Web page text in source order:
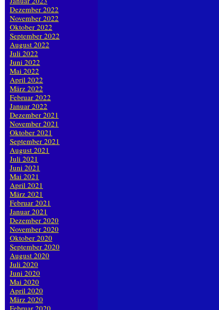
Dezember 2022
November 2022
Oktober 2022
September 2022
August 2022
Juli 2022
Juni 2022
Mai 2022
April 2022
März 2022
Februar 2022
Januar 2022
Dezember 2021
November 2021
Oktober 2021
September 2021
August 2021
Juli 2021
Juni 2021
Mai 2021
April 2021
März 2021
Februar 2021
Januar 2021
Dezember 2020
November 2020
Oktober 2020
September 2020
August 2020
Juli 2020
Juni 2020
Mai 2020
April 2020
März 2020
Februar 2020